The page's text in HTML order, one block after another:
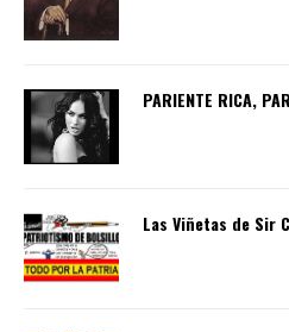
PARIENTE RICA,
Las Viñetas de Sir